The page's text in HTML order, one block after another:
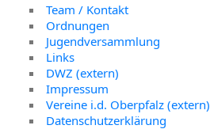
Team / Kontakt
Ordnungen
Jugendversammlung
Links
DWZ (extern)
Impressum
Vereine i.d. Oberpfalz (extern)
Datenschutzerklärung